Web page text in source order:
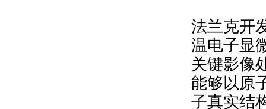
法兰克开
温电子显
关键影像
能够以原
子真实结